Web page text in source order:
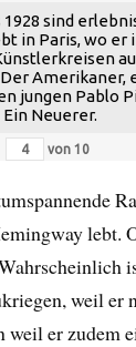
1928 sind
in Paris, wo er
Amerikaner,
jungen Pablo
Neuerer.
von 10
lebt.
weil er
weil er zudem